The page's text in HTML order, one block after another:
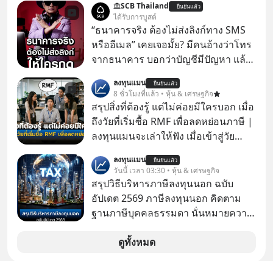
CRC แจ้งตลาดหลักทรัพย์ฯ ว่า บริษัท
เซ็นทรัล ฟู้ด รีเทล จำกัด (CFR) ซึ่งเป็น
บริษัทย่อยที่ CRC ถือหุ้นทั้งทางตรงและ
ทางอ้อม 100%
SCB Thailand ยืนยันแล้ว
ได้รับการบูสต์
“ธนาคารจริง ต้องไม่ส่งลิงก์ทาง SMS
หรืออีเมล” เคยเจอมั้ย? มีคนอ้างว่าโทร
จากธนาคาร บอกว่าบัญชีมีปัญหา แล้ว
ทันที มาฟัง “ป้าเก๋าเล่ากลโกง” เพื่อรู้ทัน
มุกหลอกลวงในคราบความน่าเชื่อถือ
กันค่ะ #แก้เกมกลโกง #ป้าเก๋าเล่ากล
โกง #LivesSustainably #อยู่อย่าง
ยั่งยืน #CyberSecurity #ป้าเก๋า
#FraudEducation #FinancialLiteracy
#DigitalBankWithHumanTouch
ลงทุนแมน ยืนยันแล้ว
8 ชั่วโมงที่แล้ว • หุ้น & เศรษฐกิจ
สรุปสิ่งที่ต้องรู้ แต่ไม่ค่อยมีใครบอก เมื่อ
ถึงวัยที่เริ่มซื้อ RMF เพื่อลดหย่อนภาษี |
ลงทุนแมนจะเล่าให้ฟัง เมื่อเข้าสู่วัย
ภาษี หลายคนมักได้รับคำแนะนำให้
ลงทุนใน RMF เพราะนอกจากจะช่วยลด
หย่อนภาษีได้แล้ว ยังเป็นโอกาสในการ
สร้างความมั่งคั่งระยะยาว แต่น้อยคน
นักที่จะลงลึกว่า ถ้าลงทุนใน RMF ควรรู้
อะไรบ้าง ควรดู ตรงไหน ทำอย่างไร ถึง
จะดีกับเรา แล้วเราควรรู้ข้อมูลอะไร
ลงทุนแมน ยืนยันแล้ว
วันนี้ เวลา 03:30 • หุ้น & เศรษฐกิจ
สรุปวิธีบริหารภาษีลงทุนนอก ฉบับ
อัปเดต 2569 ภาษีลงทุนนอก คิดตาม
ฐานภาษีบุคคลธรรมดา นั่นหมายความ
ดูทั้งหมด